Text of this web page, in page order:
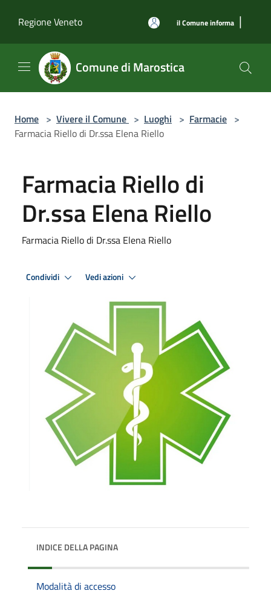
Regione Veneto
il Comune informa |
Comune di Marostica
Home > Vivere il Comune > Luoghi > Farmacie >
Farmacia Riello di Dr.ssa Elena Riello
Farmacia Riello di
Dr.ssa Elena Riello
Farmacia Riello di Dr.ssa Elena Riello
Condividi Vedi azioni
INDICE DELLA PAGINA
Modalità di accesso